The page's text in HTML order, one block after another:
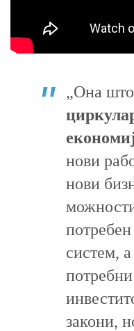
„Она
нови
нови
систем, а
закони,